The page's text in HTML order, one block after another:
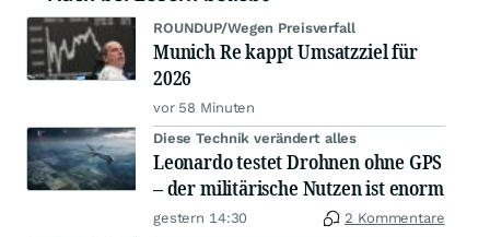
ROUNDUP/Wegen Preisverfall
Munich Re kappt Umsatzziel für
2026
vor 58 Minuten
Diese Technik verändert alles
Leonardo testet Drohnen ohne GPS
– der militärische Nutzen ist enorm
gestern 14:30 2 Kommentare